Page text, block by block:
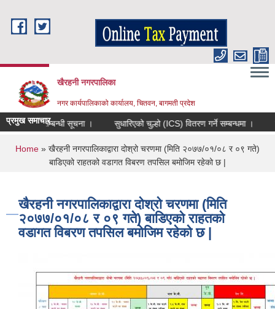
खैरहनी नगरपालिका
नगर कार्यपालिकाको कार्यालय, चितवन, बागमती प्रदेश
प्रमुख समाचार
हुने सम्बन्धी सूचना । सुधारिएको चुल्हो (ICS) वितरण गर्ने सम्बन्धमा ।
You are here
Home » खैरहनी नगरपालिकाद्वारा दोश्रो चरणमा (मिति २०७७/०१/०८ र ०९ गते)
बाडिएको राहतको वडागत विबरण तपसिल बमोजिम रहेको छ |
खैरहनी नगरपालिकाद्वारा दोश्रो चरणमा (मिति
२०७७/०१/०८ र ०९ गते) बाडिएको राहतको
वडागत विबरण तपसिल बमोजिम रहेको छ |